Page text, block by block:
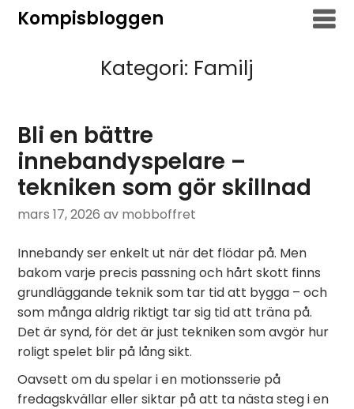
HoppaKompisbloggen
Kategori: Familj
Bli en bättre
innebandyspelare –
tekniken som gör skillnad
mars 17, 2026 av mobboffret
Innebandy ser enkelt ut när det flödar på. Men
bakom varje precis passning och hårt skott finns
grundläggande teknik som tar tid att bygga – och
som många aldrig riktigt tar sig tid att träna på.
Det är synd, för det är just tekniken som avgör hur
roligt spelet blir på lång sikt.
Oavsett om du spelar i en motionsserie på
fredagskvällar eller siktar på att ta nästa steg i en